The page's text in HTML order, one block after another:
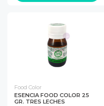
Food Color
ESENCIA FOOD COLOR 25
GR. TRES LECHES